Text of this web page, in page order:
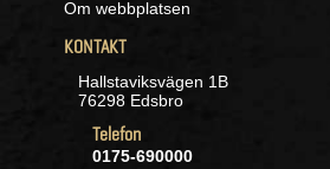
Om webbplatsen
KONTAKT
Hallstaviksvägen 1B
76298 Edsbro
Telefon
0175-690000